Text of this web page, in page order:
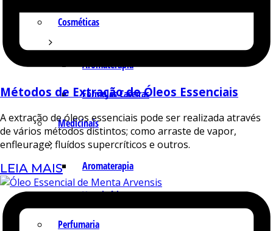
Cosméticas
Aromaterapia
Fórmulas Caseiras
Medicinais
Aromaterapia
Veterinária
Perfumaria
Métodos de Extração de Óleos Essenciais
A extração de óleos essenciais pode ser realizada através
de vários métodos distintos; como arraste de vapor,
enfleurage, fluídos supercríticos e outros.
LEIA MAIS